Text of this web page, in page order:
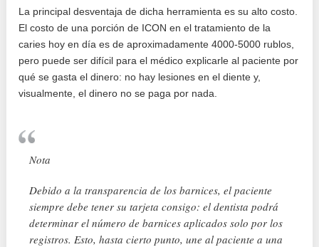
La principal desventaja de dicha herramienta es su alto costo.
El costo de una porción de ICON en el tratamiento de la
caries hoy en día es de aproximadamente 4000-5000 rublos,
pero puede ser difícil para el médico explicarle al paciente por
qué se gasta el dinero: no hay lesiones en el diente y,
visualmente, el dinero no se paga por nada.
Nota
Debido a la transparencia de los barnices, el paciente
siempre debe tener su tarjeta consigo: el dentista podrá
determinar el número de barnices aplicados solo por los
registros. Esto, hasta cierto punto, une al paciente a una